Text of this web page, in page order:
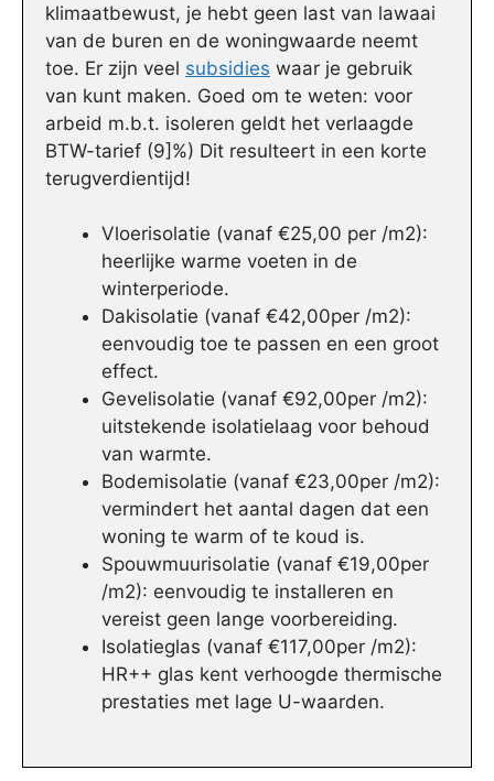
klimaatbewust, je hebt geen last van lawaai
van de buren en de woningwaarde neemt
toe. Er zijn veel subsidies waar je gebruik
van kunt maken. Goed om te weten: voor
arbeid m.b.t. isoleren geldt het verlaagde
BTW-tarief (9]%) Dit resulteert in een korte
terugverdientijd!
Vloerisolatie (vanaf €25,00 per /m2):
heerlijke warme voeten in de
winterperiode.
Dakisolatie (vanaf €42,00per /m2):
eenvoudig toe te passen en een groot
effect.
Gevelisolatie (vanaf €92,00per /m2):
uitstekende isolatielaag voor behoud
van warmte.
Bodemisolatie (vanaf €23,00per /m2):
vermindert het aantal dagen dat een
woning te warm of te koud is.
Spouwmuurisolatie (vanaf €19,00per
/m2): eenvoudig te installeren en
vereist geen lange voorbereiding.
Isolatieglas (vanaf €117,00per /m2):
HR++ glas kent verhoogde thermische
prestaties met lage U-waarden.